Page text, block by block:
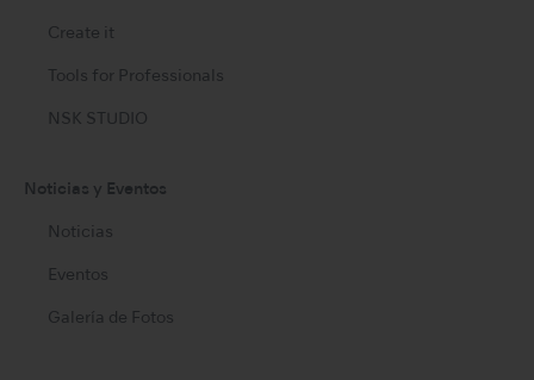
Create it
Tools for Professionals
NSK STUDIO
Noticias y Eventos
Noticias
Eventos
Galería de Fotos